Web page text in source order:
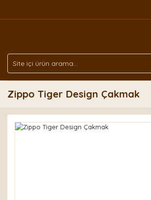
Zippo Tiger Design Çakmak